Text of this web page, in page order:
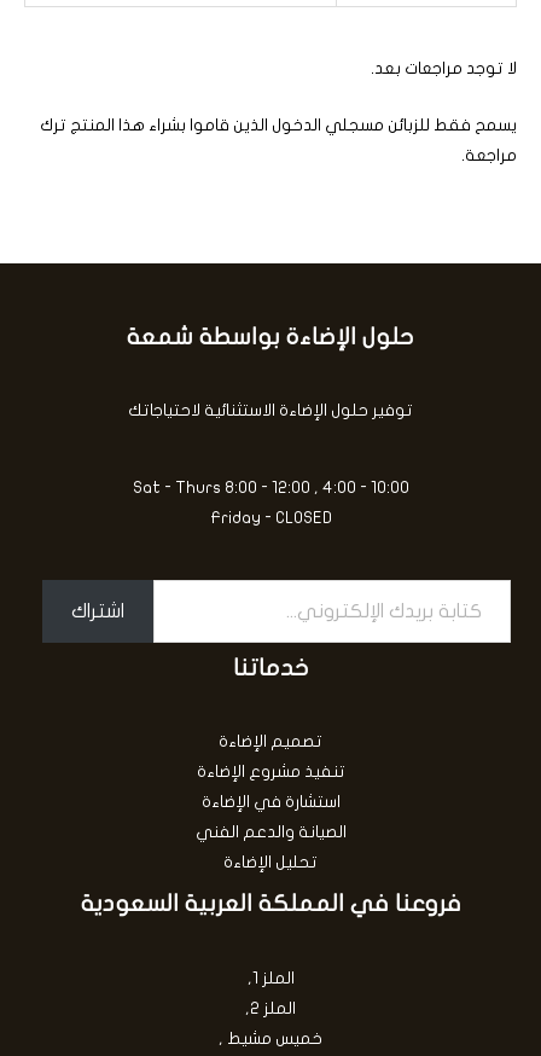
لا توجد مراجعات بعد.
يسمح فقط للزبائن مسجلي الدخول الذين قاموا بشراء هذا المنتج ترك
مراجعة.
حلول الإضاءة بواسطة شمعة
توفير حلول الإضاءة الاستثنائية لاحتياجاتك
Sat - Thurs 8:00 - 12:00 , 4:00 - 10:00
Friday - CLOSED
اشتراك
خدماتنا
تصميم الإضاءة
تنفيذ مشروع الإضاءة
استشارة في الإضاءة
الصيانة والدعم الفني
تحليل الإضاءة
فروعنا في المملكة العربية السعودية
الملز 1,
الملز 2,
خميس مشيط ,